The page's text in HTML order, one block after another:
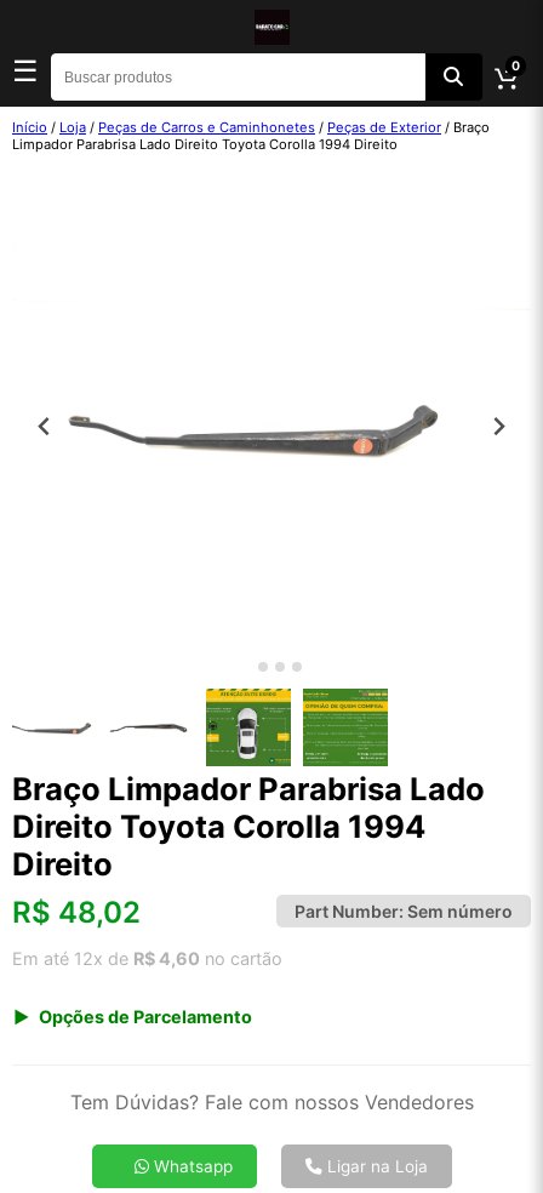
☰ 0
Início / Loja / Peças de Carros e Caminhonetes / Peças de Exterior / Braço
Limpador Parabrisa Lado Direito Toyota Corolla 1994 Direito
Braço Limpador Parabrisa Lado
Direito Toyota Corolla 1994
Direito
R$ 48,02 Part Number: Sem número
Em até 12x de R$ 4,60 no cartão
Opções de Parcelamento
2x de R$ 25,74
4x de R$ 13,06
5x de R$ 10,52
Tem Dúvidas? Fale com nossos Vendedores
Whatsapp Ligar na Loja